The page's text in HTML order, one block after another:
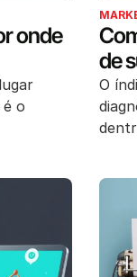
onde
o
de
O